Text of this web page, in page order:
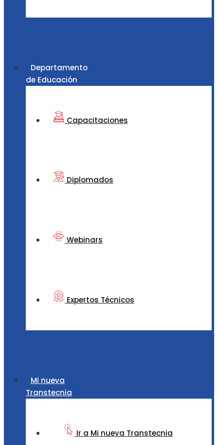
Departamento
de Educación
Capacitaciones
Diplomados
Webinars
Expertos Técnicos
Mi nueva
Transtecnia
Ir a Mi nueva Transtecnia